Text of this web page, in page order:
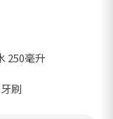
250毫升
刷